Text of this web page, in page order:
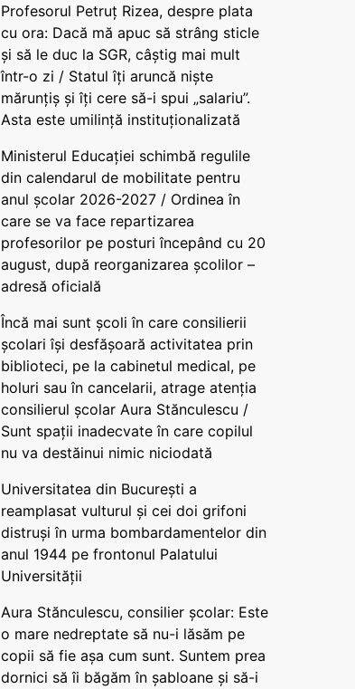
Profesorul Petruț Rizea, despre plata
cu ora: Dacă mă apuc să strâng sticle
și să le duc la SGR, câștig mai mult
într-o zi / Statul îți aruncă niște
mărunțiș și îți cere să-i spui „salariu”.
Asta este umilință instituționalizată
Ministerul Educației schimbă regulile
din calendarul de mobilitate pentru
anul școlar 2026-2027 / Ordinea în
care se va face repartizarea
profesorilor pe posturi începând cu 20
august, după reorganizarea școlilor –
adresă oficială
Încă mai sunt școli în care consilierii
școlari își desfășoară activitatea prin
biblioteci, pe la cabinetul medical, pe
holuri sau în cancelarii, atrage atenția
consilierul școlar Aura Stănculescu /
Sunt spații inadecvate în care copilul
nu va destăinui nimic niciodată
Universitatea din București a
reamplasat vulturul și cei doi grifoni
distruși în urma bombardamentelor din
anul 1944 pe frontonul Palatului
Universității
Aura Stănculescu, consilier școlar: Este
o mare nedreptate să nu-i lăsăm pe
copii să fie așa cum sunt. Suntem prea
dornici să îi băgăm în șabloane și să-i